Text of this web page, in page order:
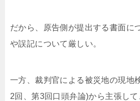
だから、原告側が提出する書面に
や誤記について厳しい。
一方、裁判官による被災地の現地
2回、第3回口頭弁論)から主張し